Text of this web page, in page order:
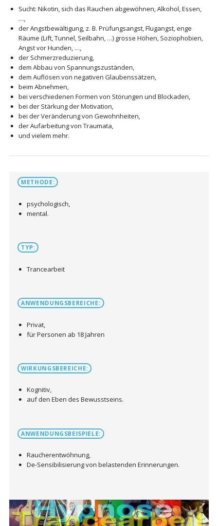
Sucht: Nikotin, sich das Rauchen abgewöhnen, Alkohol, Essen,
…,
der Angstbewältigung, z. B. Prüfungsangst, Flugangst, enge
Räume (Lift, Tunnel, Seilbahn, …) grosse Höhen, Soziophobien,
Angst vor Hunden, …,
der Schmerzreduzierung,
dem Abbau von Spannungszuständen,
dem Auflösen von negativen Glaubenssätzen,
beim Abnehmen,
bei verschiedenen Formen von Störungen und Blockaden,
bei der Stärkung der Motivation,
bei der Veränderung von Gewohnheiten,
der Aufarbeitung von Traumata,
und vielem mehr.
METHODE:
psychologisch,
mental.
TYP:
Trancearbeit
ANWENDUNGSBEREICHE:
Privat,
für Personen ab 18 Jahren
WIRKUNGSBEREICHE:
Kognitiv,
auf den Eben des Bewusstseins.
ANWENDUNGSBEISPIELE:
Raucherentwöhnung,
De-Sensibilisierung von belastenden Erinnerungen.